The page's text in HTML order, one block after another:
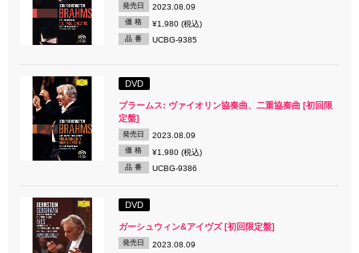
発売日 2023.08.09
価 格 ¥1,980 (税込)
品 番 UCBG-9385
DVD
ブラームス: ヴァイオリン協奏曲、二重協奏曲 [初回限
定盤]
発売日 2023.08.09
価 格 ¥1,980 (税込)
品 番 UCBG-9386
DVD
ガーシュウィン&アイヴズ [初回限定盤]
発売日 2023.08.09